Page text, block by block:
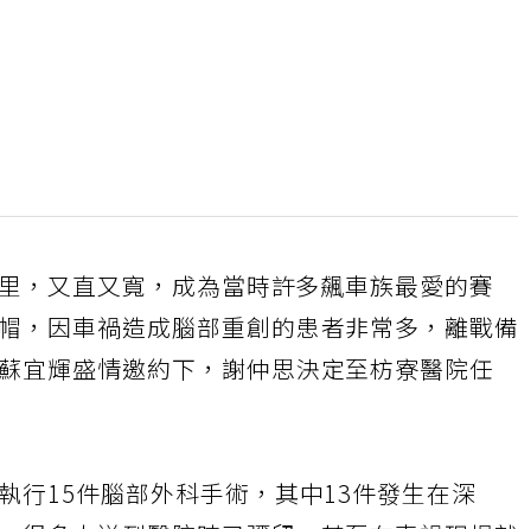
，又直又寬，成為當時許多飆車族最愛的賽
，因車禍造成腦部重創的患者非常多，離戰備
宜輝盛情邀約下，謝仲思決定至枋寮醫院任
行15件腦部外科手術，其中13件發生在深